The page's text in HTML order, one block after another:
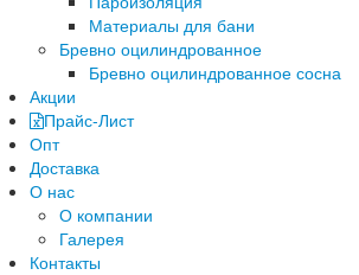
Материалы для бани
Бревно оцилиндрованное
Бревно оцилиндрованное сосна
Акции
Прайс-Лист
Опт
Доставка
О нас
О компании
Галерея
Контакты